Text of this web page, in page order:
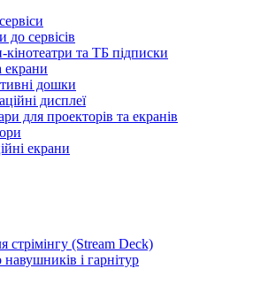
до сервісів
та ТБ підписки
екрани
дошки
дисплеї
для проекторів та екранів
екрани
стрімінгу (Stream Deck)
і гарнітур